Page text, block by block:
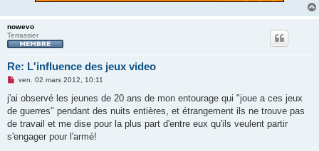
nowevo
Terrassier
Re: L'influence des jeux video
M
s
a
g
n
ven. 02 mars 2012, 10:11
j'ai observé les jeunes de 20 ans de mon entourage qui "joue a ces jeux
de guerres" pendant des nuits entières, et étrangement ils ne trouve pas
de travail et me dise pour la plus part d'entre eux qu'ils veulent partir
s'engager pour l'armé!